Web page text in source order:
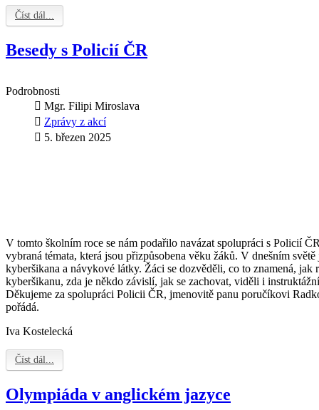
Číst dál...
Besedy s Policií ČR
Podrobnosti
Mgr. Filipi Miroslava
Zprávy z akcí
5. březen 2025
V tomto školním roce se nám podařilo navázat spolupráci s Policií
vybraná témata, která jsou přizpůsobena věku žáků. V dnešním
kyberšikana a návykové látky. Žáci se dozvěděli, co to znamená, jak
kyberšikanu, zda je někdo závislí, jak se zachovat, viděli i
Děkujeme za spolupráci Policii ČR, jmenovitě panu poručíkovi
pořádá.
Iva Kostelecká
Číst dál...
Olympiáda v anglickém jazyce